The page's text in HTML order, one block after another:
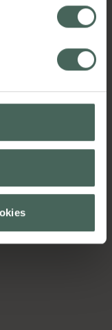
och på
att prata